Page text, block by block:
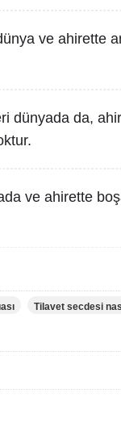
ve ahirette
dünyada da,
ve ahirette
Tilavet secdesi